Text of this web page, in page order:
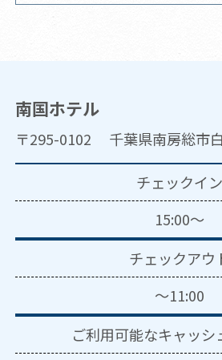
南国ホテル
〒295-0102 千葉県南房総市
チェックイン
15:00～
チェックアウ
～11:00
ご利用可能なキャッシ